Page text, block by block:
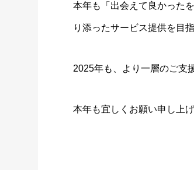
本年も「出会えて良かった
り添ったサービス提供を目
2025年も、より一層のご支
本年も宜しくお願い申し上げ